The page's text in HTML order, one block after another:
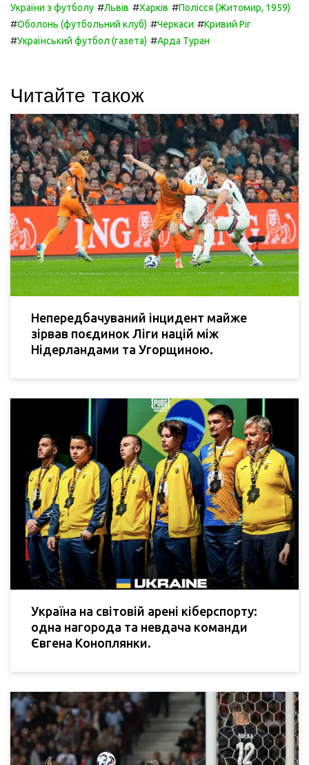
України з футболу #Львів #Харків #Полісся (Житомир, 1959)
#Оболонь (футбольний клуб) #Черкаси #Кривий Ріг
#Український футбол (газета) #Арда Туран
Читайте також
Непередбачуваний інцидент майже
зірвав поєдинок Ліги націй між
Нідерландами та Угорщиною.
Україна на світовій арені кіберспорту:
одна нагорода та невдача команди
Євгена Коноплянки.